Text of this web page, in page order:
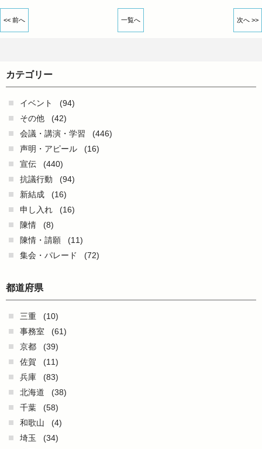
<< 前へ 一覧へ 次へ >>
カテゴリー
イベント
(94)
その他
(42)
会議・講演・学習
(446)
声明・アピール
(16)
宣伝
(440)
抗議行動
(94)
新結成
(16)
申し入れ
(16)
陳情
(8)
陳情・請願
(11)
集会・パレード
(72)
都道府県
三重
(10)
事務室
(61)
京都
(39)
佐賀
(11)
兵庫
(83)
北海道
(38)
千葉
(58)
和歌山
(4)
埼玉
(34)